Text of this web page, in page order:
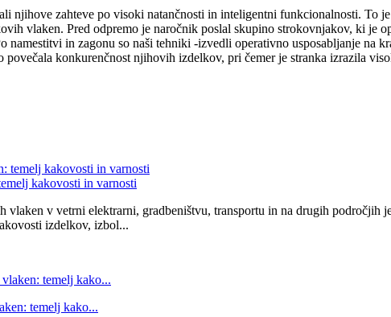
njihove zahteve po visoki natančnosti in inteligentni funkcionalnosti. To
vlaken. Pred odpremo je naročnik poslal skupino strokovnjakov, ki je
in ​​zagonu so naši tehniki -izvedli operativno usposabljanje na
konkurenčnost njihovih izdelkov, pri čemer je stranka izrazila
kakovosti in varnosti
v vetrni elektrarni, gradbeništvu, transportu in na drugih področjih
izdelkov, izbol...
temelj kako...